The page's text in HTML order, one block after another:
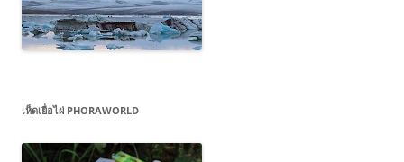
เห็ดเยื่อไผ่ PHORAWORLD